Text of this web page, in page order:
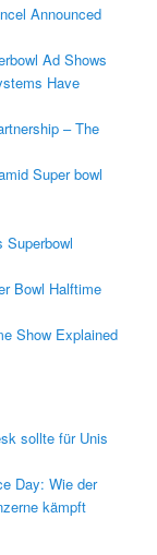
Announced
Ad Shows
Have
– The
Super bowl
Superbowl
Bowl Halftime
Show Explained
sollte für Unis
Day: Wie der
kämpft